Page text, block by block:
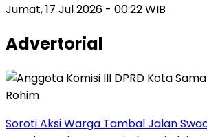
Jumat, 17 Jul 2026 - 00:22 WIB
Advertorial
Soroti Aksi Warga Tambal Jalan